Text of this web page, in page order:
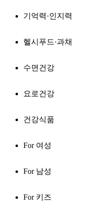
기억력·인지력
헬시푸드·과채
수면건강
요로건강
건강식품
For 여성
For 남성
For 키즈